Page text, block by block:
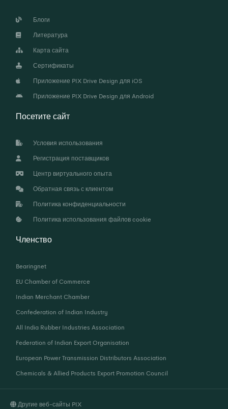
Блоги
Литература
Карта сайта
Сертификаты
Приложение PIX Drive Design для iOS
Приложение PIX Drive Design для Android
Посетите сайт
Условия использования
Регистрация поставщиков
Центр виртуального опыта
Обратная связь с клиентом
Политика конфиденциальности
Политика использования файлов cookie
Членство
Bearingnet
EU Chamber of Commerce
Indian Merchant Chamber
Confederation of Indian Industry
All India Rubber Industries Association
Federation of Indian Export Organisation
European Power Transmission Distributors Association
Chemicals & Allied Products Export Promotion Council
Другие веб-сайты PIX